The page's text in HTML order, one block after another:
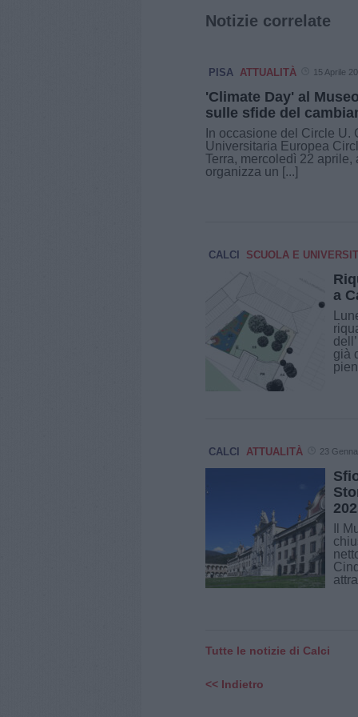
Notizie correlate
PISA ATTUALITÀ 15 Aprile
'Climate Day' al
sulle sfide del
In occasione del Circle U.
Universitaria Europea
Terra, mercoledì 22 aprile,
organizza un [...]
CALCI SCUOLA E
a
già
CALCI ATTUALITÀ 23
Il
Tutte le notizie di Calci
<< Indietro